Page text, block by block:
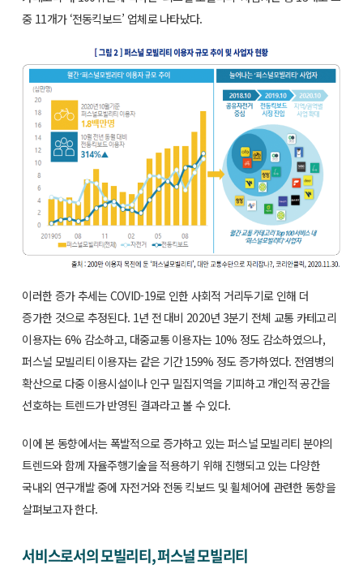
중 11개가 ‘전동킥보드’ 업체로 나타났다.
이러한 증가 추세는 COVID-19로 인한 사회적 거리두기로 인해 더
증가한 것으로 추정된다. 1년 전 대비 2020년 3분기 전체 교통 카테고리
이용자는 6% 감소하고, 대중교통 이용자는 10% 정도 감소하였으나,
퍼스널 모빌리티 이용자는 같은 기간 159% 정도 증가하였다. 전염병의
확산으로 다중 이용시설이나 인구 밀집지역을 기피하고 개인적 공간을
선호하는 트렌드가 반영된 결과라고 볼 수 있다.
이에 본 동향에서는 폭발적으로 증가하고 있는 퍼스널 모빌리티 분야의
트렌드와 함께 자율주행기술을 적용하기 위해 진행되고 있는 다양한
국내외 연구개발 중에 자전거와 전동 킥보드 및 휠체어에 관련한 동향을
살펴보고자 한다.
서비스로서의 모빌리티, 퍼스널 모빌리티